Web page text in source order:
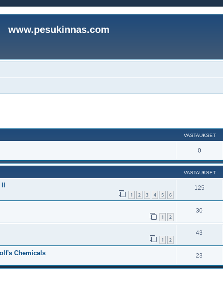
www.pesukinnas.com
VASTAUKSET
0
VASTAUKSET
1 2 3 4 5 6
125
1 2
30
1 2
43
Chemicals 23